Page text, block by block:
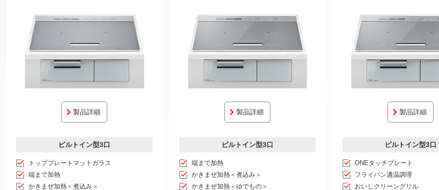
製品詳細
ビルトイン型3口
トッププレートマットガラス
端まで加熱
かきまぜ加熱＜煮込み＞
製品詳細
ビルトイン型3口
端まで加熱
かきまぜ加熱＜煮込み＞
かきまぜ加熱＜ゆでもの＞
製品詳細
ビルトイン型3口
ONEタッチプレート
フライパン適温調理
おいしクリーングリル